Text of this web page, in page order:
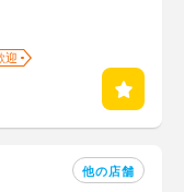
迎
他の店舗